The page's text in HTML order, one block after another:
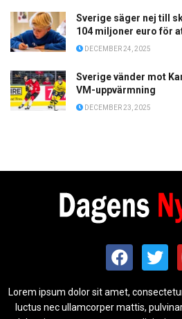
Sverige säger nej till
104 miljoner euro för
DECEMBER 24, 2025
Sverige vänder mot
VM-uppvärmning
DECEMBER 23, 2025
Lorem ipsum dolor sit amet,
luctus nec ullamcorper mattis,